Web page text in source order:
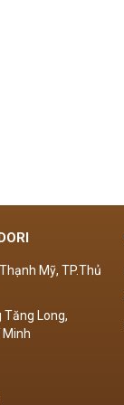
Mỹ, TP.Thủ
Long,
Minh